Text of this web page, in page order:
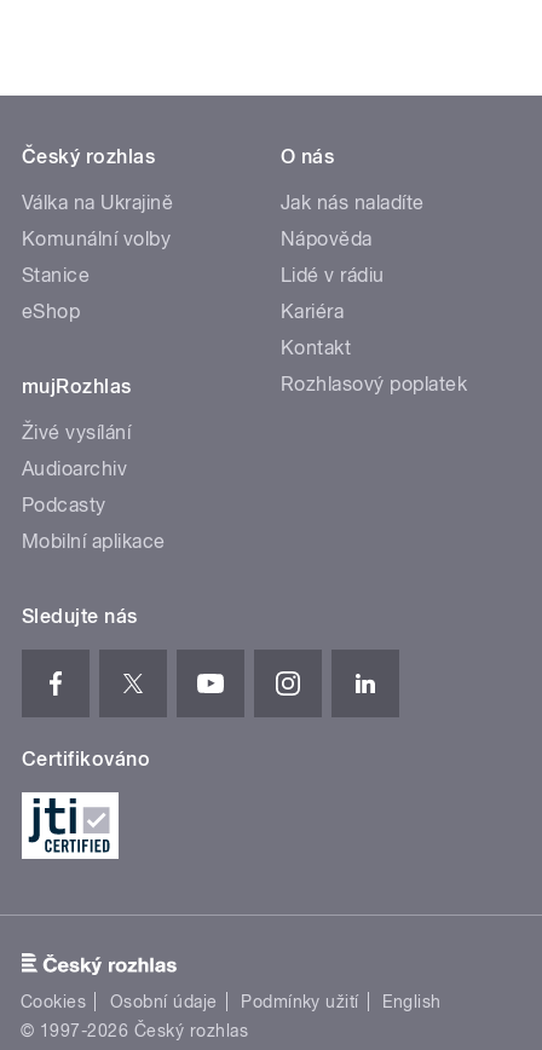
Český rozhlas
Válka na Ukrajině
Komunální volby
Stanice
eShop
mujRozhlas
Živé vysílání
Audioarchiv
Podcasty
Mobilní aplikace
O nás
Jak nás naladíte
Nápověda
Lidé v rádiu
Kariéra
Kontakt
Rozhlasový poplatek
Sledujte nás
Certifikováno
Cookies Osobní údaje Podmínky užití
English
© 1997-2026 Český rozhlas